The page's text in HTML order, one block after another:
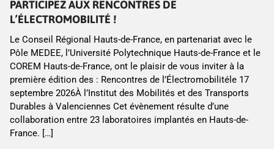
PARTICIPEZ AUX RENCONTRES DE
L’ÉLECTROMOBILITÉ !
Le Conseil Régional Hauts-de-France, en partenariat avec le
Pôle MEDEE, l’Université Polytechnique Hauts-de-France et le
COREM Hauts-de-France, ont le plaisir de vous inviter à la
première édition des : Rencontres de l’Électromobilitéle 17
septembre 2026À l’Institut des Mobilités et des Transports
Durables à Valenciennes Cet évènement résulte d’une
collaboration entre 23 laboratoires implantés en Hauts-de-
France. […]